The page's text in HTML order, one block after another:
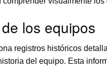
los equipos
registros históricos
del equipo. Esta